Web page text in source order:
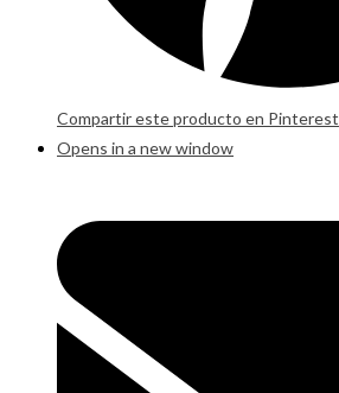
Compartir este producto en Pinterest
Opens in a new window